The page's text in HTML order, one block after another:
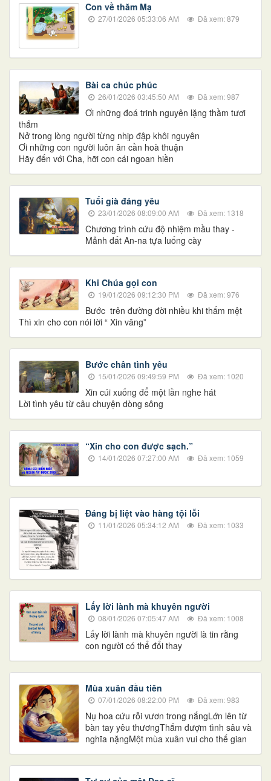
Con về thăm Mạ
27/01/2026 05:33:06 AM Đã xem: 879
Bài ca chúc phúc
26/01/2026 03:45:50 AM Đã xem: 987
Ơi những đoá trinh nguyên lặng thầm tươi
thắm
Nở trong lòng người từng nhịp đập khôi nguyên
Ơi những con người luôn ân cần hoà thuận
Hãy đến với Cha, hỡi con cái ngoan hiền
Tuổi già đáng yêu
23/01/2026 08:09:00 AM Đã xem: 1318
Chương trình cứu độ nhiệm mầu thay -
Mảnh đất An-na tựa luống cày
Khi Chúa gọi con
19/01/2026 09:12:30 PM Đã xem: 976
Bước trên đường đời nhiều khi thấm mệt
Thì xin cho con nói lời “ Xin vâng”
Bước chân tình yêu
15/01/2026 09:49:59 PM Đã xem: 1020
Xin cúi xuống để một lần nghe hát
Lời tình yêu từ câu chuyện dòng sông
“Xin cho con được sạch.”
14/01/2026 07:27:00 AM Đã xem: 1059
Đáng bị liệt vào hàng tội lỗi
11/01/2026 05:34:12 AM Đã xem: 1033
Lấy lời lành mà khuyên người
08/01/2026 07:05:47 AM Đã xem: 1008
Lấy lời lành mà khuyên người là tin rằng
con người có thể đổi thay
Mùa xuân đầu tiên
07/01/2026 08:22:00 PM Đã xem: 983
Nụ hoa cứu rỗi vươn trong nắngLớn lên từ
bàn tay yêu thươngThắm đượm tình sâu và
nghĩa nặngMột mùa xuân vui cho thế gian